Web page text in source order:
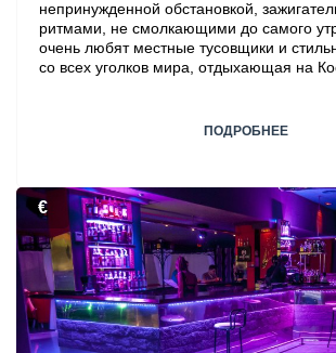
непринужденной обстановкой,
ритмами, не смолкающими до самого
очень любят местные тусовщики и
со всех уголков мира, отдыхающая на
ПОДРОБНЕЕ
€